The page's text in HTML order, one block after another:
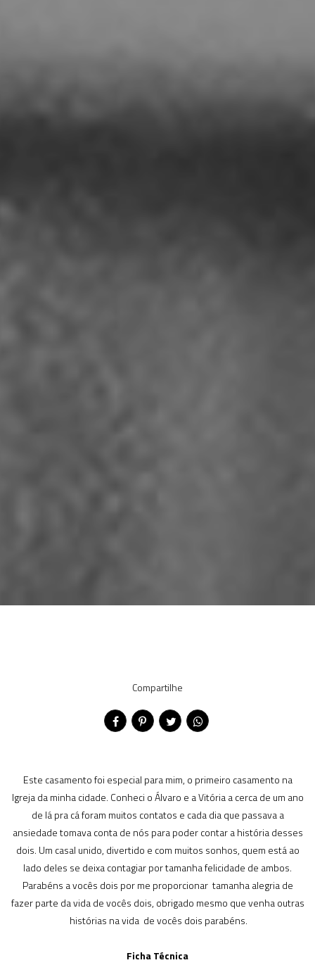
Compartilhe
Este casamento foi especial para mim, o primeiro casamento na
Igreja da minha cidade. Conheci o Álvaro e a Vitória a cerca de um ano
de lá pra cá foram muitos contatos e cada dia que passava a
ansiedade tomava conta de nós para poder contar a história desses
dois. Um casal unido, divertido e com muitos sonhos, quem está ao
lado deles se deixa contagiar por tamanha felicidade de ambos.
Parabéns a vocês dois por me proporcionar tamanha alegria de
fazer parte da vida de vocês dois, obrigado mesmo que venha outras
histórias na vida de vocês dois parabéns.
Ficha Técnica